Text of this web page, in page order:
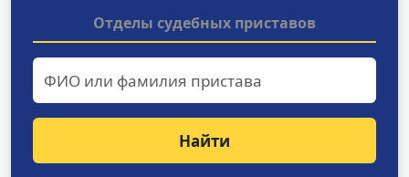
Отделы судебных приставов
Найти